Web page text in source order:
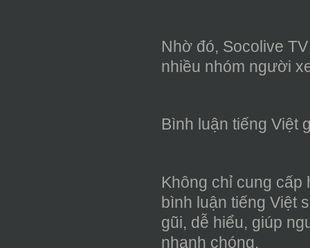
Nhờ đó, Socolive
nhiều nhóm người
Bình luận tiếng Việt
Không chỉ cung
bình luận tiếng Việt
gũi, dễ hiểu, giúp
nhanh chóng.